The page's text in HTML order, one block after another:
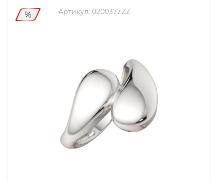
Артикул: 0200377.ZZ